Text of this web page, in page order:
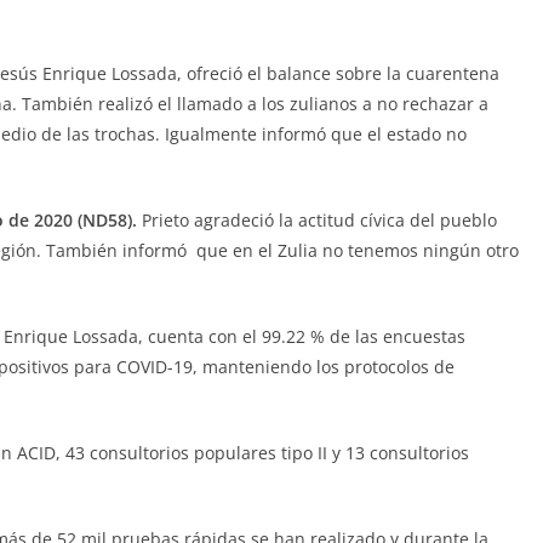
Enrique Lossada, ofreció el balance sobre la cuarentena
También realizó el llamado a los zulianos a no rechazar a
de las trochas. Igualmente informó que el estado no
2020 (ND58). Prieto agradeció la actitud cívica del pueblo
También informó que en el Zulia no tenemos ningún otro
Lossada, cuenta con el 99.22 % de las encuestas
para COVID-19, manteniendo los protocolos de
ACID, 43 consultorios populares tipo II y 13 consultorios